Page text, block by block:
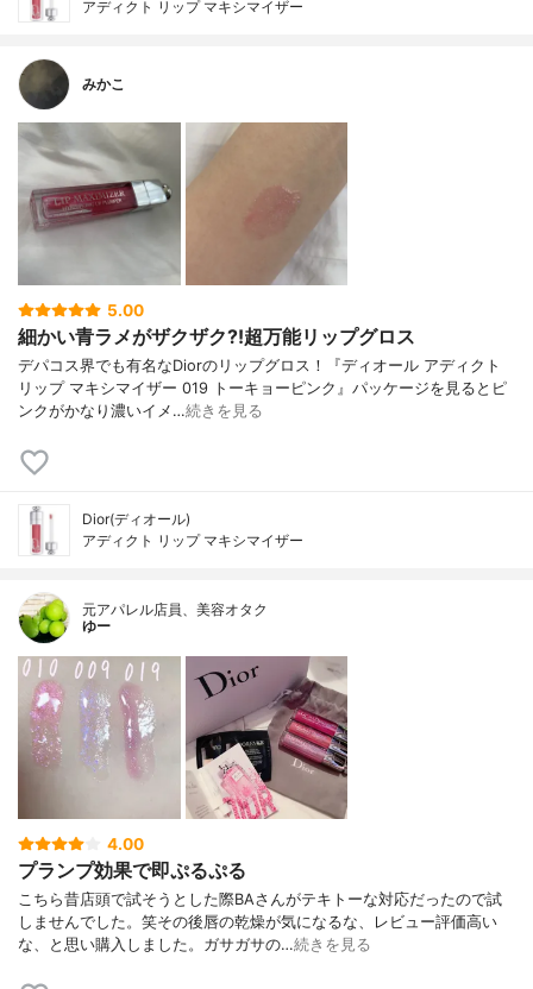
アディクト リップ マキシマイザー
みかこ
5.00
細かい青ラメがザクザク⁈超万能リップグロス
デパコス界でも有名なDiorのリップグロス！『ディオール アディクト
リップ マキシマイザー 019 トーキョーピンク』パッケージを見るとピ
ンクがかなり濃いイメ…続きを見る
Dior(ディオール)
アディクト リップ マキシマイザー
元アパレル店員、美容オタク
ゆー
4.00
プランプ効果で即ぷるぷる
こちら昔店頭で試そうとした際BAさんがテキトーな対応だったので試
しませんでした。笑その後唇の乾燥が気になるな、レビュー評価高い
な、と思い購入しました。ガサガサの…続きを見る